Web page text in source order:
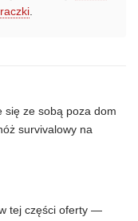
się ze sobą poza dom
survivalowy na
tej części oferty —